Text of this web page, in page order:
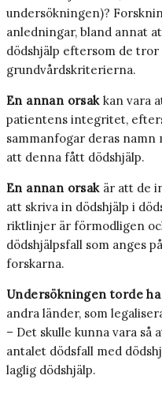
undersökningen)?
anledningar, bland annat
dödshjälp eftersom de
grundvårdskriterierna.
En annan orsakkan vara
patientens integritet,
sammanfogar deras
att denna fått dödshjälp.
En annan orsakär att de
att skriva in dödshjälp i
riktlinjer är förmodligen
dödshjälpsfall som anges
forskarna.
Undersökningen torde ha
andra länder, som
– Det skulle kunna vara
antalet dödsfall med
laglig dödshjälp.